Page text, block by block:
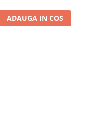
ADAUGA IN COS